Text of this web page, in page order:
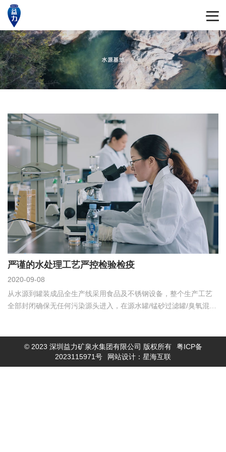
严谨的水处理工艺严控检验检疫
2020-09-08
从水源到罐装成品全生产线采用食品及不锈钢设备，整个生产工艺
全部封闭确保无任何污染源头进入，在源水罐/锰砂过滤罐/臭氧混合
© 2023 深圳益力矿泉水集团有限公司 版权所有
粤ICP备
2023115971号
网站设计：星海互联